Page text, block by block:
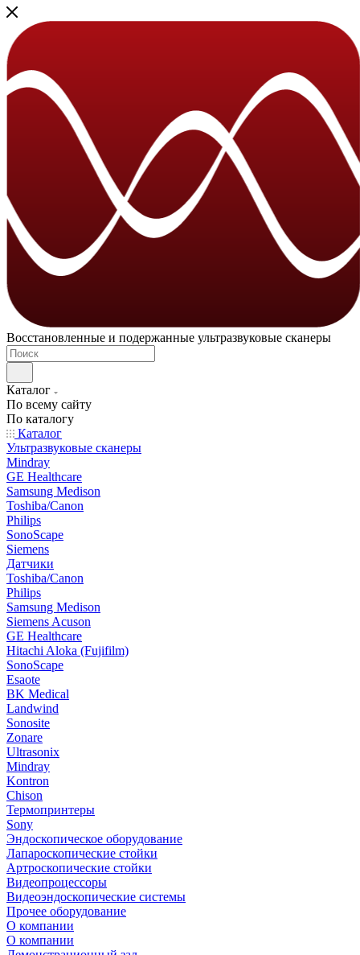
Восстановленные и подержанные ультразвуковые сканеры
Каталог
По всему сайту
По каталогу
Каталог
Ультразвуковые сканеры
Mindray
GE Healthcare
Samsung Medison
Toshiba/Canon
Philips
SonoScape
Siemens
Датчики
Toshiba/Canon
Philips
Samsung Medison
Siemens Acuson
GE Healthcare
Hitachi Aloka (Fujifilm)
SonoScape
Esaote
BK Medical
Landwind
Sonosite
Zonare
Ultrasonix
Mindray
Kontron
Chison
Термопринтеры
Sony
Эндоскопическое оборудование
Лапароскопические стойки
Артроскопические стойки
Видеопроцессоры
Видеоэндоскопические системы
Прочее оборудование
О компании
О компании